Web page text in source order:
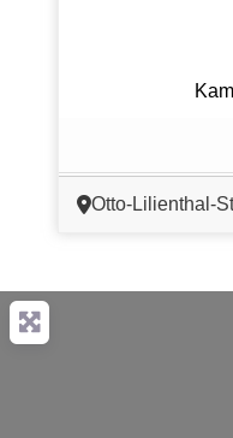
Otto-Lilienthal-